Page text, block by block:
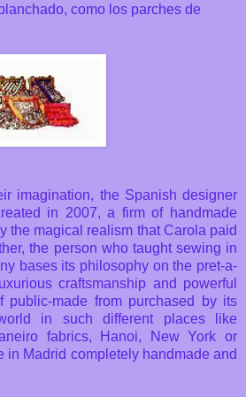
como los parches de
imagination, the Spanish designer
in 2007, a firm of handmade
the magical realism that Carola paid
the person who taught sewing in
bases its philosophy on the pret-a-
craftsmanship and powerful
made ​​from purchased by its
in such different places like
fabrics, Hanoi, New York or
in Madrid completely handmade and